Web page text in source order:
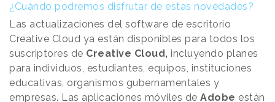
¿Cuándo podremos disfrutar de estas novedades?
Las actualizaciones del software de escritorio
Creative Cloud ya están disponibles para todos los
suscriptores de Creative Cloud, incluyendo planes
para individuos, estudiantes, equipos, instituciones
educativas, organismos gubernamentales y
empresas. Las aplicaciones móviles de Adobe están